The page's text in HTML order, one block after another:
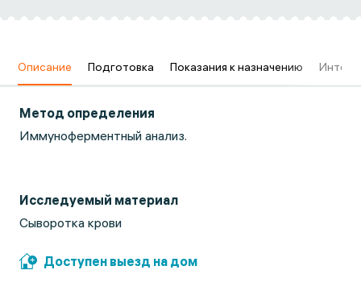
Описание Подготовка Показания к назначению
Метод определения
Иммуноферментный анализ.
Исследуемый материал
Сыворотка крови
Доступен выезд на дом